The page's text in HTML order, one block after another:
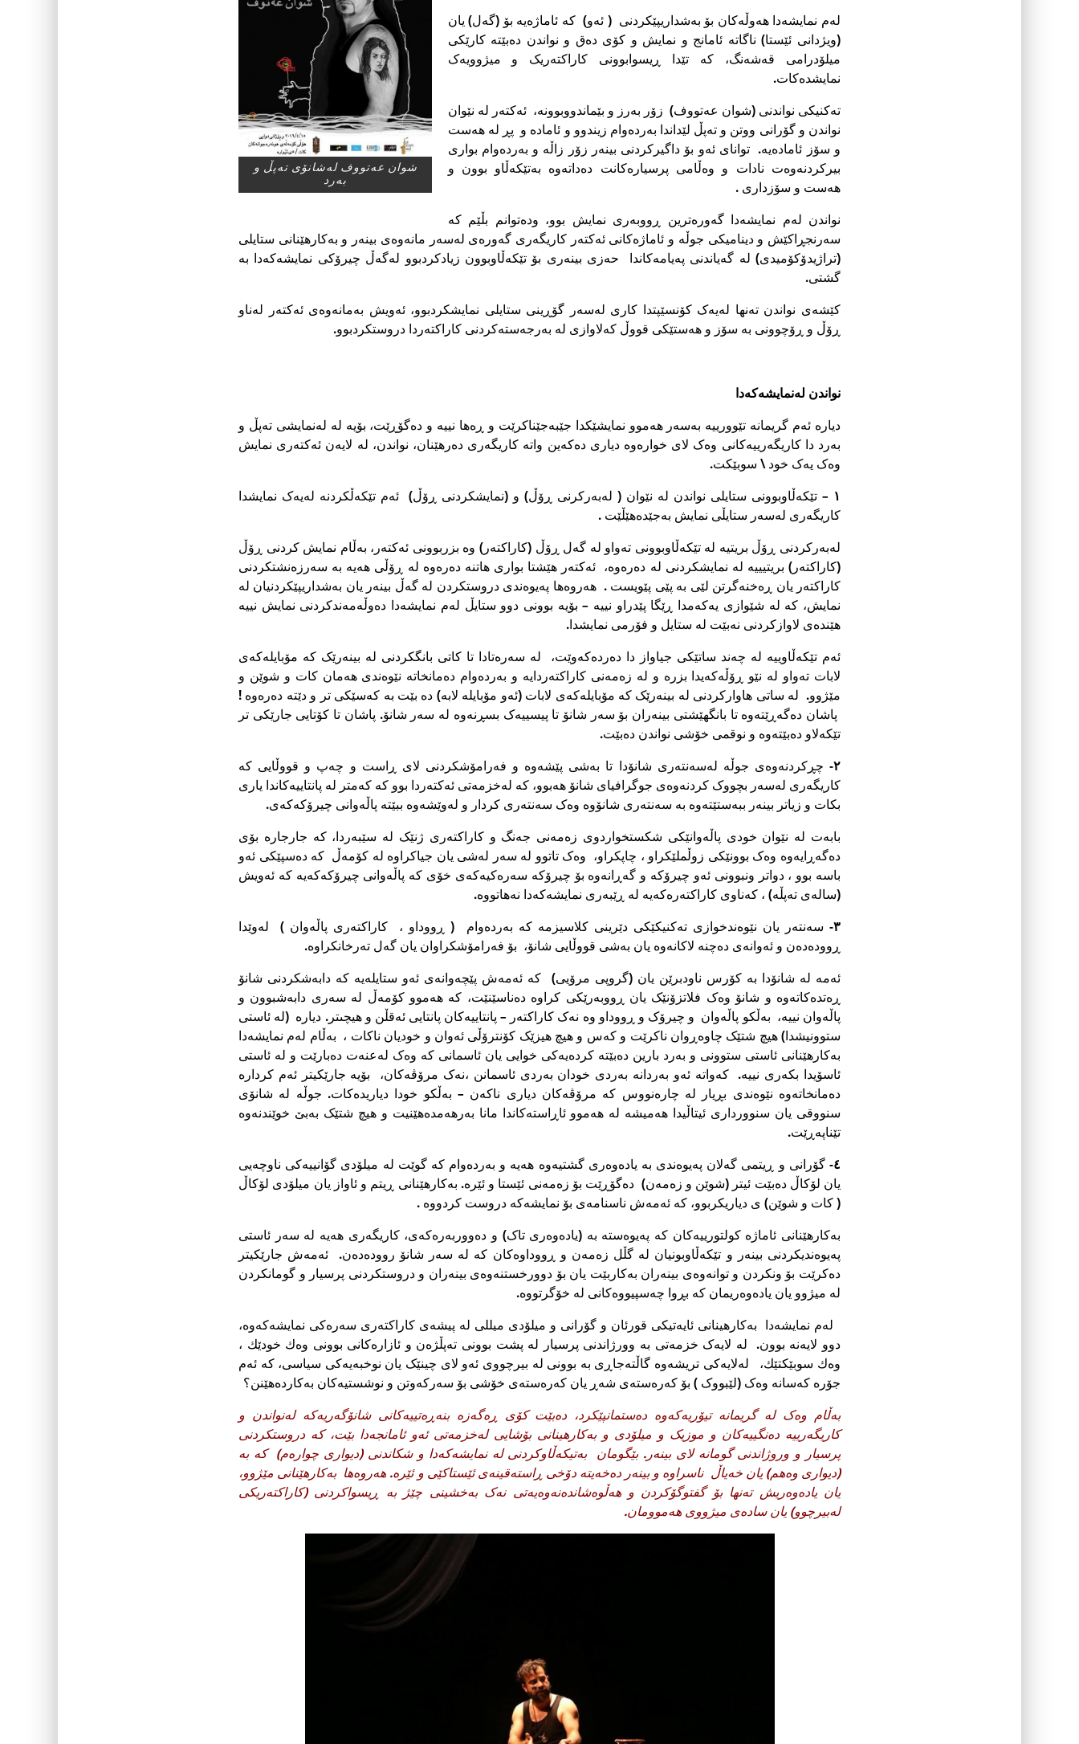
شوان عه‌تووف له‌شانۆی ته‌پڵ و
به‌رد
لەم نمایشەدا هەوڵەکان بۆ بەشداریپێکردنى ( ئەو) کە ئاماژەیە بۆ (گەل) یان
(ویژدانى ئێستا) ناگاتە ئامانج و نمایش و کۆى دەق و نواندن دەبێتە کارێکى
میلۆدرامى قەشەنگ، کە تێدا ڕیسوابوونى کاراکتەریک و میژوویەک
نمایشدەکات.
تەکنیکى نواندنى (شوان عەتووف) زۆر بەرز و بێماندووبوونە، ئەکتەر لە نێوان
نواندن و گۆرانى ووتن و تەپڵ لێداندا بەردەوام زیندوو و ئامادە و پڕ لە هەست
و سۆز ئامادەیە. تواناى ئەو بۆ داگیرکردنى بینەر زۆر زاڵە و بەردەوام بوارى
بیرکردنەوەت نادات و وەڵامى پرسیارەکانت دەداتەوە بەتێکەڵاو بوون و
هەست و سۆزداری .
نواندن لەم نمایشەدا گەورەترین ڕووبەرى نمایش بوو، ودەتوانم بڵێم کە
سەرنجڕاکێش و دینامیکى جوڵە و ئاماژەکانى ئەکتەر کاریگەرى گەورەى لەسەر مانەوەى بینەر و بەکارهێنانى ستایلى
(تراژیدۆکۆمیدى) لە گەیاندنى پەیامەکاندا حەزى بینەرى بۆ تێکەڵاوبوون زیادکردبوو لەگەڵ چیرۆکى نمایشەکەدا بە
گشتى.
کێشەى نواندن تەنها لەیەک کۆنسێپتدا کارى لەسەر گۆڕینى ستایلى نمایشکردبوو، ئەویش بەمانەوەى ئەکتەر لەناو
ڕۆڵ و ڕۆچوونى بە سۆز و هەستێکى قووڵ کەلاوازى لە بەرجەستەکردنى کاراکتەردا دروستکردبوو.
نواندن له‌نمایشه‌كه‌دا
دیارە ئەم گریمانە تێوورییە بەسەر هەموو نمایشێکدا جێبەجێناکرێت و ڕەها نییە و دەگۆڕێت، بۆیە لە له‌نمایشى تەپڵ و
بەرد دا کاریگەرییەکانى وەک لاى خوارەوە دیارى دەکەین واتە کاریگەرى دەرهێنان، نواندن، لە لایەن ئەکتەرى نمایش
وەک یەک خود \ سوبێكت.
١ – تێکەڵاوبوونى ستایلى نواندن لە نێوان ( لەبەرکرنى ڕۆڵ) و (نمایشکردنى ڕۆڵ) ئەم تێکەڵکردنە لەیەک نمایشدا
کاریگەرى لەسەر ستایڵى نمایش بەجێدەهێڵێت .
لەبەرکردنى ڕۆڵ بریتیە لە تێکەڵاوبوونى تەواو لە گەل ڕۆڵ (کاراکتەر) وە بزربوونى ئەکتەر، بەڵام نمایش کردنى ڕۆڵ
(کاراکتەر) بریتیییە لە نمایشکردنى لە دەرەوە، ئەکتەر هێشتا بوارى هاتنە دەرەوە لە ڕۆڵى هەیە بە سەرزەنشتکردنى
کاراکتەر یان ڕەخنەگرتن لێى بە پێى پێویست . هەروەها پەیوەندى دروستکردن لە گەڵ بینەر یان بەشداریپێکردنیان لە
نمایش، کە لە شێوازى یەکەمدا ڕێگا پێدراو نییە – بۆیە بوونى دوو ستایڵ لەم نمایشەدا دەوڵەمەندکردنى نمایش نییە
هێندەى لاوازکردنى نەبێت لە ستایل و فۆرمى نمایشدا.
ئەم تێکەڵاوییە لە چەند ساتێکى جیاواز دا دەردەکەوێت، لە سەرەتادا تا کاتى بانگکردنى لە بینەرێک کە مۆبایلەکەى
لابات تەواو لە نێو ڕۆڵەکەیدا بزرە و لە زەمەنى کاراکتەردایە و بەردەوام دەمانخاتە نێوەندى هەمان کات و شوێن و
مێژوو. لە ساتى هاوارکردنى لە بینەرێک کە مۆبایلەکەى لابات (ئەو مۆبایلە لابە) دە بێت بە کەسێکى تر و دێتە دەرەوە !
پاشان دەگەڕێتەوە تا بانگهێشتى بینەران بۆ سەر شانۆ تا پیسییەک بسڕنەوە لە سەر شانۆ. پاشان تا کۆتایى جارێکى تر
تێکەلاو دەبێتەوە و نوقمى خۆشى نواندن دەبێت.
٢- چڕکردنەوەى جوڵە لەسەنتەرى شانۆدا تا بەشى پێشەوە و فەرامۆشکردنى لاى ڕاست و چەپ و قووڵایى کە
کاریگەرى لەسەر بچووک کردنەوەى جوگرافیاى شانۆ هەبوو، کە لەخزمەتى ئەکتەردا بوو کە کەمتر لە پانتاییەکاندا یاری
بکات و زیاتر بینەر ببەستێتەوە بە سەنتەرى شانۆوە وەک سەنتەرى کردار و لەوێشەوە ببێتە پاڵەوانى چیرۆکەکەى.
بابەت لە نێوان خودى پاڵەوانێکى شکستخواردوى زەمەنى جەنگ و کاراکتەرى ژنێک لە سێبەردا، کە جارجاره‌ بۆى
دەگەڕایەوە وەک بوونێکى زوڵملێکراو ، چاپکراو، وەک تاتوو لە سەر لەشى یان جیاکراوە لە کۆمەڵ کە دەسپێکى ئەو
باسە بوو ، دواتر ونبوونى ئەو چیرۆکە و گەڕانەوە بۆ چیرۆکە سەرەکیەکەى خۆى کە پاڵەوانى چیرۆکەکەیە کە ئەویش
(سالەى تەپڵە) ، كه‌ناوى کاراکتەره‌كه‌یه‌ لە ڕێبەرى نمایشەکەدا نەهاتووە.
٣- سەنتەر یان نێوەندخوازى تەکنیکێکى دێرینى کلاسیزمە کە بەردەوام ( ڕووداو ، کاراکتەرى پاڵەوان ) لەوێدا
ڕوودەدەن و ئەوانەى دەچنە لاکانەوە یان بەشى قووڵایى شانۆ، بۆ فەرامۆشکراوان یان گەل تەرخانکراوە.
ئه‌مه‌ لە شانۆدا بە کۆرس ناودبرێن یان (گروپى مرۆیى) کە ئەمەش پێچەوانەى ئەو ستایلەیە کە دابەشکردنى شانۆ
ڕەتدەکاتەوە و شانۆ وەک فلاتزۆنێک یان ڕووبەرێکى کراوە دەناسێنێت، کە هەموو کۆمەڵ لە سەرى دابەشبوون و
پاڵەوان نییە، بەڵکو پاڵەوان و چیرۆک و ڕووداو وە نەک کاراکتەر – پانتاییەکان پانتایى ئەقڵن و هیچىتر. دیاره‌ (لە ئاستى
ستوونیشدا) هیچ شتێک چاوەڕوان ناکرێت و کەس و هیچ هیزێک کۆنترۆڵى ئەوان و خودیان ناکات ، بەڵام لەم نمایشەدا
بەکارهێنانى ئاستى ستوونى و بەرد بارین دەبێتە کردەیەکى خوایى یان ئاسمانى کە وەک لەعنەت دەبارێت و لە ئاستى
ئاسۆیدا بکەرى نییە. کەواتە ئەو بەردانە بەردى خودان بەردى ئاسمانن ،نەک مرۆڤەکان، بۆیە جارێکیتر ئەم کردارە
دەمانخاتەوە نێوەندى بڕیار لە چارەنووس کە مرۆڤەکان دیارى ناکەن – بەڵکو خودا دیاریدەکات. جوڵە لە شانۆى
سنووقى یان سنووردارى ئیتاڵیدا هەمیشە لە هەموو ئاڕاستەکاندا مانا بەرهەمدەهێنیت و هیچ شتێک بەبێ خوێندنەوە
تێناپەڕێت.
٤- گۆرانى و ڕیتمی گەلان پەیوەندى بە یادەوەرى گشتیەوە هەیە و بەردەوام کە گوێت لە میلۆدى گۆانییەکى ناوچەیى
یان لۆکاڵ دەبێت ئیتر (شوێن و زەمەن) دەگۆڕێت بۆ زەمەنى ئێستا و ئێرە. بەکارهێنانى ڕیتم و ئاواز یان میلۆدی لۆکاڵ
( کات و شوێن) ی دیاریکربوو، کە ئەمەش ناسنامەى بۆ نمایشەکە دروست کردووە .
بەکارهێنانى ئاماژە کولتورییەکان کە پەیوەستە بە (یادەوەرى تاک) و دەووربەرەکەى، کاریگەرى هەیە لە سەر ئاستى
پەیوەندیکردنى بینەر و تێکەڵاوبونیان لە گڵل زەمەن و ڕووداوەکان کە لە سەر شانۆ روودەدەن. ئەمەش جارێکیتر
دەکرێت بۆ ونکردن و توانەوەى بینەران بەکاربێت یان بۆ دوورخستنەوەى بینەران و دروستکردنى پرسیار و گومانکردن
لە میژوو یان یادەوەریمان کە بڕوا چەسپیووەکانى لە خۆگرتووە.
لەم نمایشەدا بەکارهینانى ئایەتیکى قورئان و گۆرانى و میلۆدى میللى لە پیشەى کاراکتەرى سەرەکى نمایشەکەوە،
دوو لایەنە بوون. لە لایەک خزمەتى بە وورژاندنى پرسیار لە پشت بوونى تەپڵژەن و ئازارەکانى بوونى وه‌ك خودێك ،
وه‌ك سوبێكتێك، لەلایەکى تریشەوە گاڵتەجاڕى بە بوونى لە بیرچووى ئەو لاى چینێک یان نوخبەیەکى سیاسى، کە ئەم
جۆرە کەسانە وەک (لێبووک ) بۆ کەرەستەى شەڕ یان کەرەستەى خۆشى بۆ سەرکەوتن و نوشستیەکان بەکاردەهێنن؟
به‌ڵام وەک لە گریمانە تیۆریەکەوە دەستمانپێکرد، دەبێت کۆى ڕەگەزە بنەڕەتییەکانى شانۆگەریەکە لەنواندن و
کاریگەرییە دەنگییەکان و موزیک و میلۆدى و بەکارهینانى بۆشایى لەخزمەتى ئەو ئامانجەدا بێت، کە دروستکردنى
پرسیار و وروژاندنى گومانە لاى بینەر. بێگومان بەتیکەڵاوکردنى لە نمایشەکەدا و شکاندنى (دیوارى چوارەم) کە بە
(دیوارى وەهم) یان خەیاڵ ناسراوە و بینەر دەخەیتە دۆخی ڕاستەقینەى ئێستاكێی و ئێرە. هه‌روه‌ها بەکارهێنانى مێژوو،
یان یادەوەریش تەنها بۆ گفتوگۆکردن و هەڵوەشاندەنەوەیەتى نەک بەخشینى چێژ بە ڕیسواکردنى (کاراکتەریکى
لەبیرچوو) یان سادەى میژووى هەموومان.